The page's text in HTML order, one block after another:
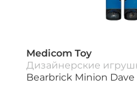
Medicom Toy
Дизайнерские
Bearbrick Minion Dave